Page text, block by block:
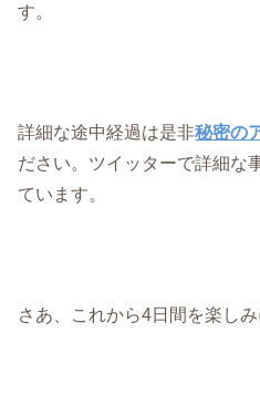
す。
詳細な途中経過は是非秘密の
ださい。ツイッターで詳細な
ています。
さあ、これから4日間を楽しみ